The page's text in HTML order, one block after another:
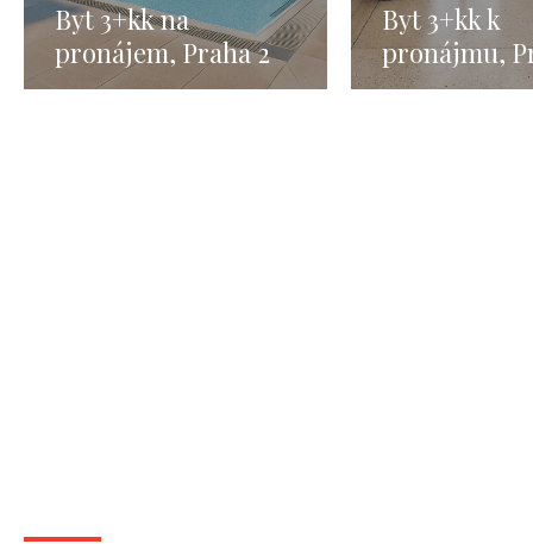
Byt 3+kk na
pronájem, Praha 2
Vinohrady - 96 m²
Byt 3+kk k
pronájmu,
76 m2